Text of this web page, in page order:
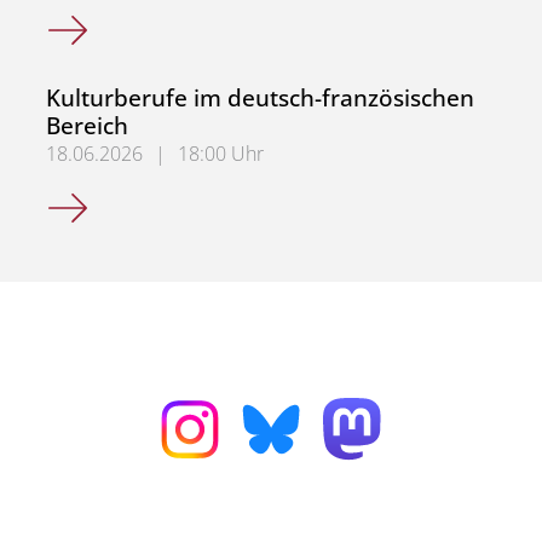
Theateraufführung von Dornröschen mit dem Kunst-
Kulturberufe im deutsch-französischen
Bereich
18.06.2026 |
18:00 Uhr
Kulturberufe im deutsch-französischen Bereich